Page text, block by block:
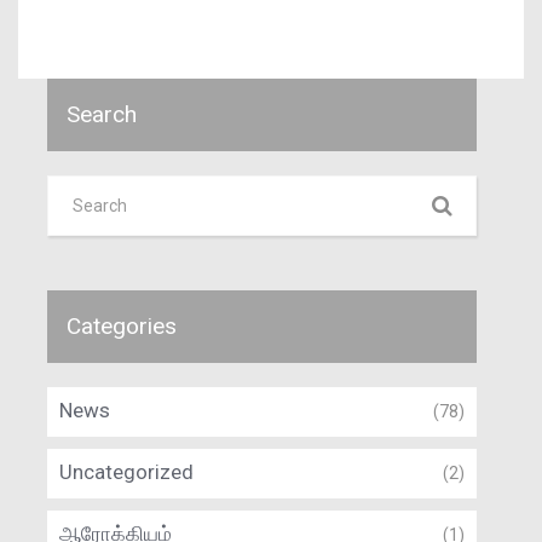
Search
Categories
News (78)
Uncategorized (2)
ஆரோக்கியம் (1)